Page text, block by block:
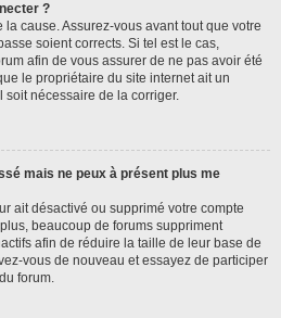
?
cause. Assurez-vous avant tout que votre
soient corrects. Si tel est le cas,
afin de vous assurer de ne pas avoir été
le propriétaire du site internet ait un
soit nécessaire de la corriger.
mais ne peux à présent plus me
ait désactivé ou supprimé votre compte
beaucoup de forums suppriment
afin de réduire la taille de leur base de
vous de nouveau et essayez de participer
forum.